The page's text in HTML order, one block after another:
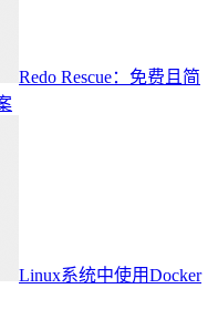
Redo Rescue：免费且简
Linux系统中使用Docker